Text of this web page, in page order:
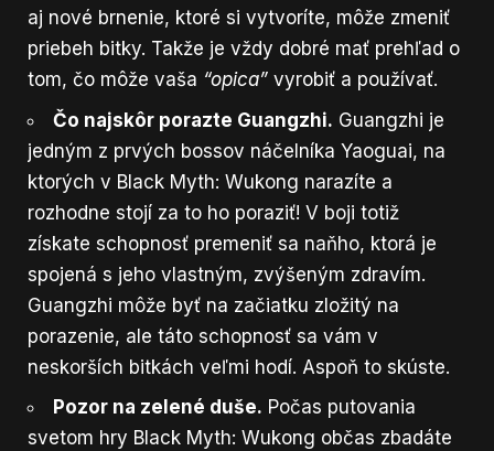
aj nové brnenie, ktoré si vytvoríte, môže zmeniť
priebeh bitky. Takže je vždy dobré mať prehľad o
tom, čo môže vaša “opica” vyrobiť a používať.
Čo najskôr porazte Guangzhi. Guangzhi je
jedným z prvých bossov náčelníka Yaoguai, na
ktorých v Black Myth: Wukong narazíte a
rozhodne stojí za to ho poraziť! V boji totiž
získate schopnosť premeniť sa naňho, ktorá je
spojená s jeho vlastným, zvýšeným zdravím.
Guangzhi môže byť na začiatku zložitý na
porazenie, ale táto schopnosť sa vám v
neskorších bitkách veľmi hodí. Aspoň to skúste.
Pozor na zelené duše. Počas putovania
svetom hry Black Myth: Wukong občas zbadáte